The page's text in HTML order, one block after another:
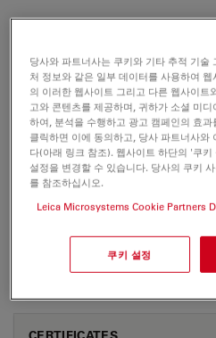
BROCHURE OR FLYER
Leica DMi8S-
당사와 파트너사는 쿠키와 기타 추적 기술
처 정보와 같은 일부 데이터를 사용하여
의 이러한 웹사이트 그리고 다른 웹사이트
고와 콘텐츠를 제공하며, 귀하가 소셜 미
하여, 분석을 수행하고 광고 캠페인의 효
클릭하면 이에 동의하고, 당사 파트너사와
다(아래 링크 참조). 웹사이트 하단의 '쿠
설정을 변경할 수 있습니다. 당사의 쿠키
를 참조하십시오.
Leica Microsystems Cookie Partners
쿠키 설정